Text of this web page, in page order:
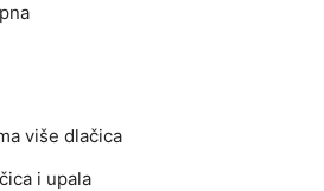
više dlačica
i upala